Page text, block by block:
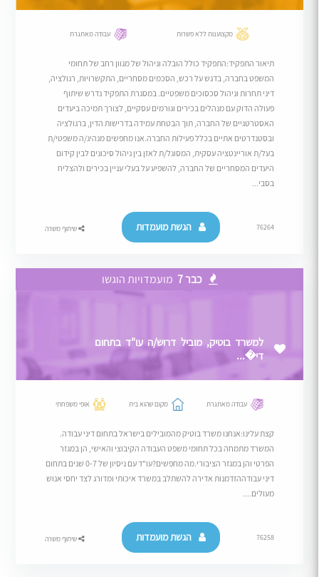
מקצוענות ללא פשרות עבודה מאתגרת
תיאור התפקיד:התפקיד כולל הובלה וניהול של מגוון רחב של תחומי
המשפט בחברה, בדגש על רכש, הסכמים מסחריים, התקשרויות, רגולציה,
דיני תחרות וניהול סכסוכים משפטיים. במסגרת התפקיד נדרש שיתוף
פעולה הדוק עם מנהלים בכירים וגורמים עסקיים, לצורך תמיכה ביעדים
האסטרטגיים של החברה, תוך הבטחת עמידה בדרישות הדין, ברגולציה
ובסטנדרטים אתיים בכלל פעילות החברה.אנו מחפשים מנהיג/ה משפטי/ת
בעל/ת אוריינטציה עסקית, המסוגל/ת לאזן בין ניהול סיכונים לבין קידום
היעדים המסחריים של החברה, להשפיע על בעלי עניין בכירים ולהצליח
בסבי...
76264 הגשת מועמדות שיתוף משרה
כבר 7 מועמדויות הוגשו
למשרד בוטיק, מוביל דרוש/ה עו"ד בתחום
די�...
עבודה מאתגרת מקום שהוא בית אופי משפחתי
קצת עלינו:אנחנו משרד בוטיק מהמובילים בישראל בתחום דיני עבודה.
המשרד מתמחה בכל תחומי משפט העבודה הקיבוצי והאישי, הן במגזר
הפרטי והן במגזר הציבורי.מה מחפשים?עו"ד עם ניסיון של 0-7 שנים בתחום
דיני עבודההזדמנות אדירה להשתלב במשרד איכותי ומדורג לצד יחסי אנוש
מעולים....
76258 הגשת מועמדות שיתוף משרה